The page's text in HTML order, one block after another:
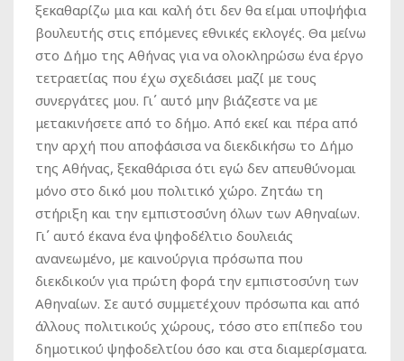
ξεκαθαρίζω μια και καλή ότι δεν θα είμαι υποψήφια
βουλευτής στις επόμενες εθνικές εκλογές. Θα μείνω
στο Δήμο της Αθήνας για να ολοκληρώσω ένα έργο
τετραετίας που έχω σχεδιάσει μαζί με τους
συνεργάτες μου. Γι΄ αυτό μην βιάζεστε να με
μετακινήσετε από το δήμο. Από εκεί και πέρα από
την αρχή που αποφάσισα να διεκδικήσω το Δήμο
της Αθήνας, ξεκαθάρισα ότι εγώ δεν απευθύνομαι
μόνο στο δικό μου πολιτικό χώρο. Ζητάω τη
στήριξη και την εμπιστοσύνη όλων των Αθηναίων.
Γι΄ αυτό έκανα ένα ψηφοδέλτιο δουλειάς
ανανεωμένο, με καινούργια πρόσωπα που
διεκδικούν για πρώτη φορά την εμπιστοσύνη των
Αθηναίων. Σε αυτό συμμετέχουν πρόσωπα και από
άλλους πολιτικούς χώρους, τόσο στο επίπεδο του
δημοτικού ψηφοδελτίου όσο και στα διαμερίσματα.